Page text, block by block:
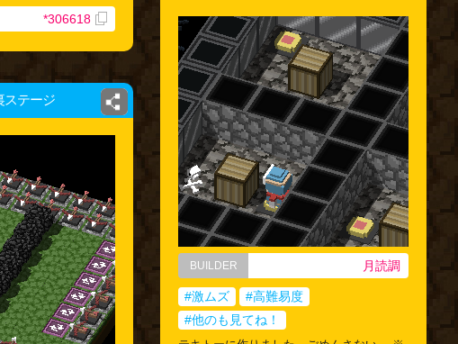
*306618
BUILDER 月読調
#激ムズ
#高難易度
#他のも見てね！
ステージ